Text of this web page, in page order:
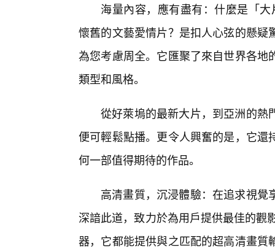
海量內容，應有盡有：什麼是「
懷舊的文藝愛情片？是扣人心弦的懸
為您考慮周全。它匯聚了來自世界各
類型和風格。
從好萊塢的最新大片，到亞洲的熱
便可輕鬆點播。更令人興奮的是，它
何一部值得期待的作品。
高清畫質，沉浸體驗：在追求視
深諳此道，致力於為用戶提供最佳的觀
器，它都能提供與之匹配的超高清畫